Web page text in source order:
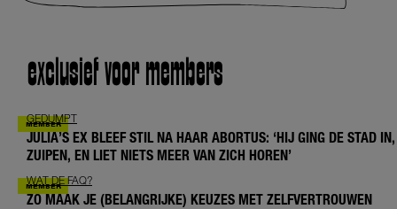
exclusief voor members
GEDUMPT
JULIA’S EX BLEEF STIL NA HAAR ABORTUS: ‘HIJ GING DE STAD IN,
ZUIPEN, EN LIET NIETS MEER VAN ZICH HOREN’
WAT DE FAQ?
ZO MAAK JE (BELANGRIJKE) KEUZES MET ZELFVERTROUWEN